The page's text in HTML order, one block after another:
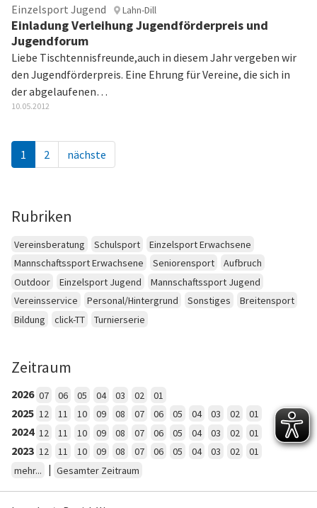
Einzelsport Jugend Lahn-Dill
Einladung Verleihung Jugendförderpreis und
Jugendforum
Liebe Tischtennisfreunde,auch in diesem Jahr vergeben wir
den Jugendförderpreis. Eine Ehrung für Vereine, die sich in
der abgelaufenen…
10.05.2012
1 2 nächste
Rubriken
Vereinsberatung Schulsport
Einzelsport Erwachsene
Mannschaftssport Erwachsene
Seniorensport
Aufbruch
Outdoor
Einzelsport Jugend
Mannschaftssport Jugend
Vereinsservice
Personal/Hintergrund Sonstiges
Breitensport
Bildung
click-TT Turnierserie
Zeitraum
2026 07 06 05 04 03 02 01
2025 12 11 10 09 08 07 06 05 04 03 02 01
2024 12 11 10 09 08 07 06 05 04 03 02 01
2023 12 11 10 09 08 07 06 05 04 03 02
01
mehr...
| Gesamter Zeitraum